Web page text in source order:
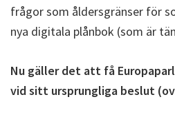
frågor som åldersgränser för
nya digitala plånbok (som är
Nu gäller det att få
vid sitt ursprungliga beslut